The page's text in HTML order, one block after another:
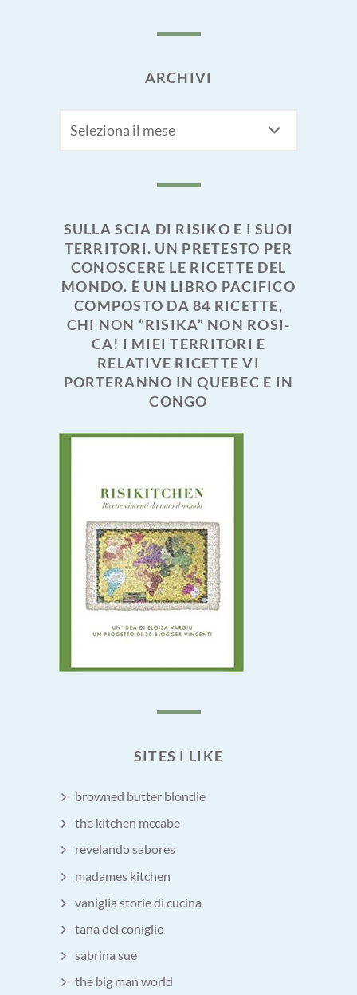
ARCHIVI
SULLA SCIA DI RISIKO E I SUOI
TERRITORI. UN PRETESTO PER
CONOSCERE LE RICETTE DEL
MONDO. È UN LIBRO PACIFICO
COMPOSTO DA 84 RICETTE,
CHI NON “RISIKA” NON ROSI-
CA! I MIEI TERRITORI E
RELATIVE RICETTE VI
PORTERANNO IN QUEBEC E IN
CONGO
SITES I LIKE
browned butter blondie
the kitchen mccabe
revelando sabores
madames kitchen
vaniglia storie di cucina
tana del coniglio
sabrina sue
the big man world